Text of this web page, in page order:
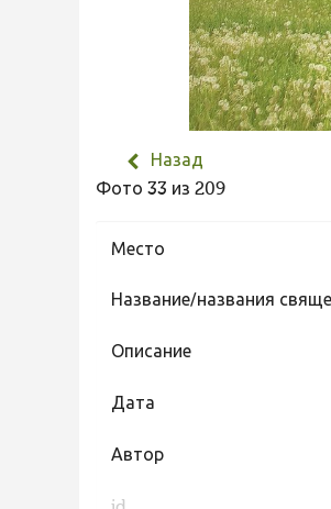
Назад
Фото 33 из 209
Место
Название/названия
Описание
Дата
Автор